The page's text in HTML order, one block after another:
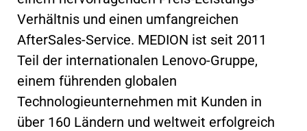
Verhältnis und einen umfangreichen
AfterSales-Service. MEDION ist seit 2011
Teil der internationalen Lenovo-Gruppe,
einem führenden globalen
Technologieunternehmen mit Kunden in
über 160 Ländern und weltweit erfolgreich